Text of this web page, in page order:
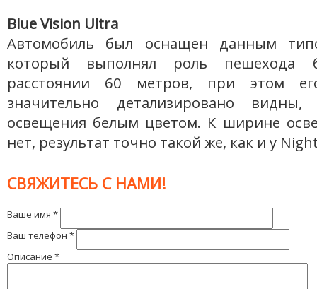
Blue Vision Ultra
Автомобиль был оснащен данным
который выполнял роль пешехода
расстоянии 60 метров, при этом
значительно детализировано
освещения белым цветом. К ширине
нет, результат точно такой же, как и у
СВЯЖИТЕСЬ С НАМИ!
Ваше имя *
Ваш телефон *
Описание *